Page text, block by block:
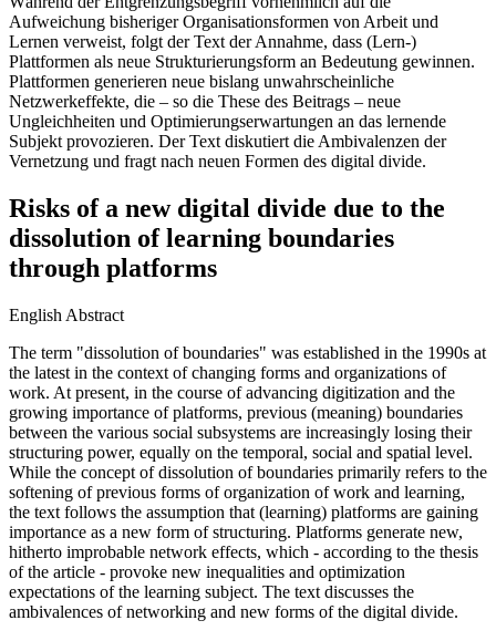
Aufweichung bisheriger Organisationsformen von Arbeit und
Lernen verweist, folgt der Text der Annahme, dass (Lern-)
Plattformen als neue Strukturierungsform an Bedeutung gewinnen.
Plattformen generieren neue bislang unwahrscheinliche
Netzwerkeffekte, die – so die These des Beitrags – neue
Ungleichheiten und Optimierungserwartungen an das lernende
Subjekt provozieren. Der Text diskutiert die Ambivalenzen der
Vernetzung und fragt nach neuen Formen des digital divide.
Risks of a new digital divide due to the
dissolution of learning boundaries
through platforms
English Abstract
The term "dissolution of boundaries" was established in the 1990s at
the latest in the context of changing forms and organizations of
work. At present, in the course of advancing digitization and the
growing importance of platforms, previous (meaning) boundaries
between the various social subsystems are increasingly losing their
structuring power, equally on the temporal, social and spatial level.
While the concept of dissolution of boundaries primarily refers to the
softening of previous forms of organization of work and learning,
the text follows the assumption that (learning) platforms are gaining
importance as a new form of structuring. Platforms generate new,
hitherto improbable network effects, which - according to the thesis
of the article - provoke new inequalities and optimization
expectations of the learning subject. The text discusses the
ambivalences of networking and new forms of the digital divide.